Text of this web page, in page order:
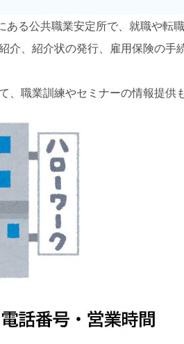
る公共職業安定所で、就職や転
介、紹介状の発行、雇用保険の手
職業訓練やセミナーの情報提供